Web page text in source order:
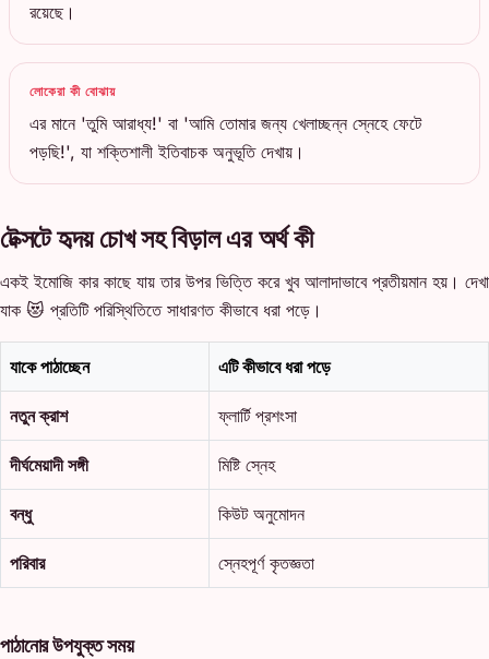
রয়েছে।
লোকেরা কী বোঝায়
এর মানে 'তুমি আরাধ্য!' বা 'আমি তোমার জন্য খেলাচ্ছন্ন স্নেহে ফেটে
পড়ছি!', যা শক্তিশালী ইতিবাচক অনুভূতি দেখায়।
টেক্সটে হৃদয় চোখ সহ বিড়াল এর অর্থ কী
একই ইমোজি কার কাছে যায় তার উপর ভিত্তি করে খুব আলাদাভাবে প্রতীয়মান হয়। দেখা
যাক 😻 প্রতিটি পরিস্থিতিতে সাধারণত কীভাবে ধরা পড়ে।
যাকে পাঠাচ্ছেন এটি কীভাবে ধরা পড়ে
নতুন ক্রাশ ফ্লার্টি প্রশংসা
দীর্ঘমেয়াদী সঙ্গী মিষ্টি স্নেহ
বন্ধু কিউট অনুমোদন
পরিবার স্নেহপূর্ণ কৃতজ্ঞতা
পাঠানোর উপযুক্ত সময়